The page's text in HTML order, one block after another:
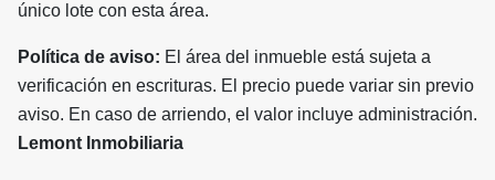
único lote con esta área.
Política de aviso: El área del inmueble está sujeta a
verificación en escrituras. El precio puede variar sin previo
aviso. En caso de arriendo, el valor incluye administración.
Lemont Inmobiliaria